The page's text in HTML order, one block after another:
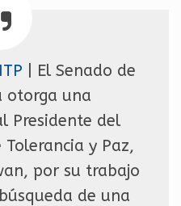
| El Senado de
otorga una
Presidente del
Tolerancia y Paz,
por su trabajo
de una